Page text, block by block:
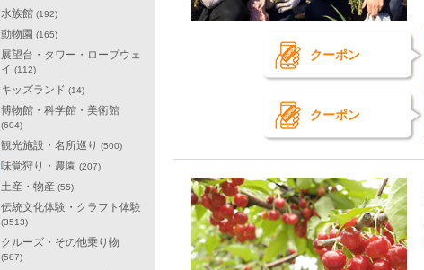
クーポン
クーポン
水族館 (192)
動物園 (165)
展望台・タワー・ロープウェ
イ (112)
キッズランド (14)
博物館・科学館・美術館
(604)
観光施設・名所巡り (500)
味覚狩り・農園 (207)
土産・物産 (55)
伝統文化体験・クラフト体験
(3513)
クルーズ・その他乗り物
(587)